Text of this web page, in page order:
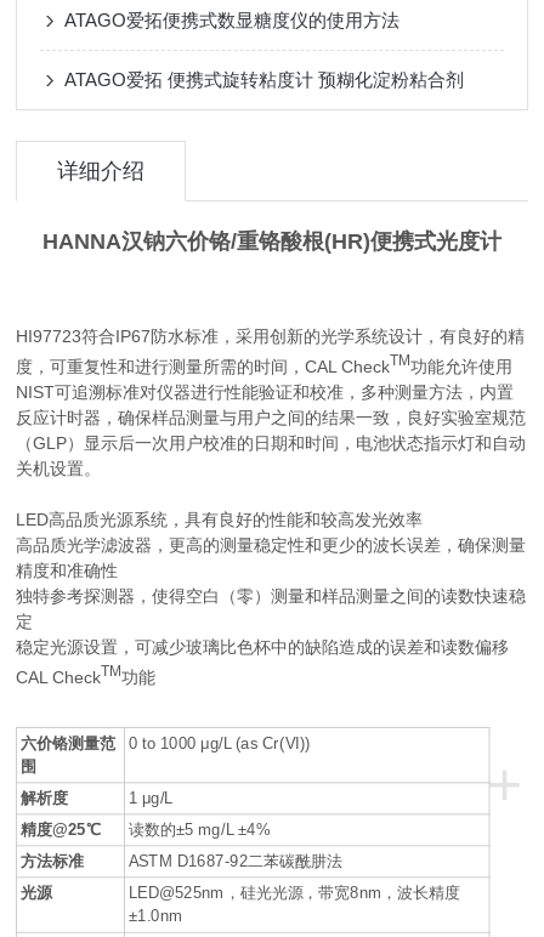
ATAGO爱拓便携式数显糖度仪的使用方法
ATAGO爱拓 便携式旋转粘度计 预糊化淀粉粘合剂
详细介绍
HANNA汉钠六价铬/重铬酸根(HR)便携式光度计
HI97723符合IP67防水标准，采用创新的光学系统设计，有良好的精
度，可重复性和进行测量所需的时间，CAL CheckTM功能允许使用
NIST可追溯标准对仪器进行性能验证和校准，多种测量方法，内置
反应计时器，确保样品测量与用户之间的结果一致，良好实验室规范
（GLP）显示后一次用户校准的日期和时间，电池状态指示灯和自动
关机设置。
LED高品质光源系统，具有良好的性能和较高发光效率
高品质光学滤波器，更高的测量稳定性和更少的波长误差，确保测量
精度和准确性
独特参考探测器，使得空白（零）测量和样品测量之间的读数快速稳
定
稳定光源设置，可减少玻璃比色杯中的缺陷造成的误差和读数偏移
CAL CheckTM功能
+
六价铬测量范
围
0 to 1000 μg/L (as Cr(VI))
解析度
1 μg/L
精度@25℃
读数的±5 mg/L ±4%
方法标准
ASTM D1687-92二苯碳酰肼法
光源
LED@525nm，硅光光源，带宽8nm，波长精度
±1.0nm